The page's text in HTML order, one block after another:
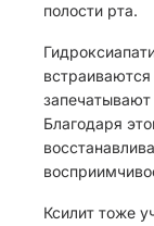
полости рта.
Благодаря
Ксилит тоже